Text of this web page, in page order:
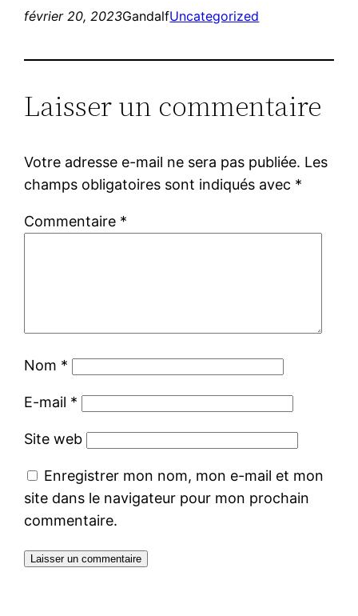
février 20, 2023GandalfUncategorized
Laisser un commentaire
Votre adresse e-mail ne sera pas publiée. Les
champs obligatoires sont indiqués avec *
Commentaire *
Nom *
E-mail *
Site web
Enregistrer mon nom, mon e-mail et mon
site dans le navigateur pour mon prochain
commentaire.